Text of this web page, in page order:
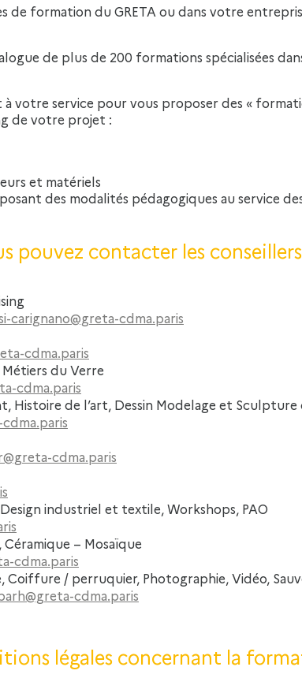
de formation du GRETA ou dans votre
de plus de 200 formations spécialisées
votre service pour vous proposer des «
de votre projet :
et matériels
des modalités pédagogiques au service
pouvez contacter les
carignano@greta-cdma.paris
cdma.paris
Métiers du Verre
cdma.paris
Histoire de l’art, Dessin Modelage et Sculpture
cdma.paris
industriel et textile, Workshops, PAO
– Mosaïque
cdma.paris
Coiffure / perruquier, Photographie, Vidéo,
cdma.paris
légales concernant la